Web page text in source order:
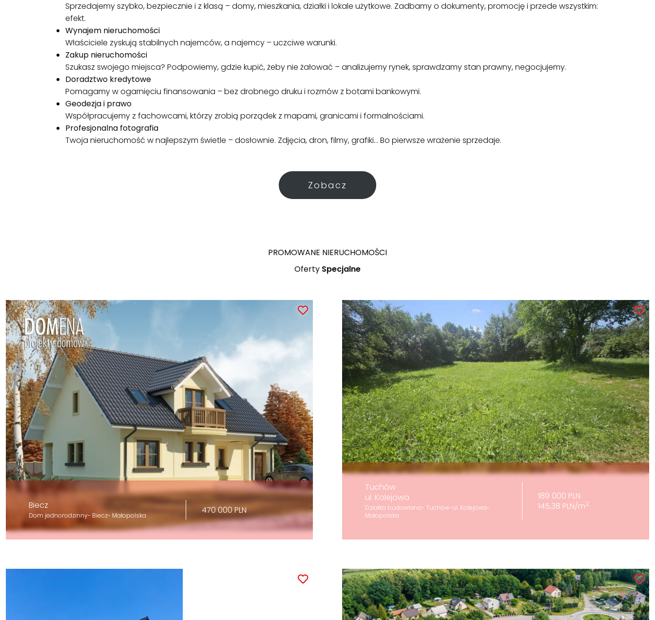
Sprzedajemy szybko, bezpiecznie i z klasą – domy, mieszkania, działki i lokale użytkowe. Zadbamy o dokumenty, promocję i przede wszystkim:
efekt.
Wynajem nieruchomości
Właściciele zyskują stabilnych najemców, a najemcy – uczciwe warunki.
Zakup nieruchomości
Szukasz swojego miejsca? Podpowiemy, gdzie kupić, żeby nie żałować – analizujemy rynek, sprawdzamy stan prawny, negocjujemy.
Doradztwo kredytowe
Pomagamy w ogarnięciu finansowania – bez drobnego druku i rozmów z botami bankowymi.
Geodezja i prawo
Współpracujemy z fachowcami, którzy zrobią porządek z mapami, granicami i formalnościami.
Profesjonalna fotografia
Twoja nieruchomość w najlepszym świetle – dosłownie. Zdjęcia, dron, filmy, grafiki… Bo pierwsze wrażenie sprzedaje.
Zobacz
PROMOWANE NIERUCHOMOŚCI
Oferty Specjalne
Biecz
Dom jednorodzinny- Biecz- Małopolska 470 000 PLN
Tuchów
ul. Kolejowa
Działka budowlana- Tuchów-ul. Kolejowa-
Małopolska
189 000 PLN
145,38 PLN/m2